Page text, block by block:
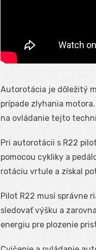
Autorotácia je dôležitý
prípade zlyhania
na ovládanie tejto
Pri autorotácii s R22
pomocou cykliky a
rotáciu vrtule a získal
Pilot R22 musí správne
sledovať výšku a
energiu pre plozenie